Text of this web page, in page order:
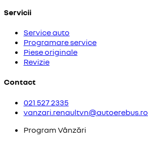
Servicii
Service auto
Programare service
Piese originale
Revizie
Contact
021 527 2335
vanzari.renaultvn@autoerebus.ro
Program Vânzări